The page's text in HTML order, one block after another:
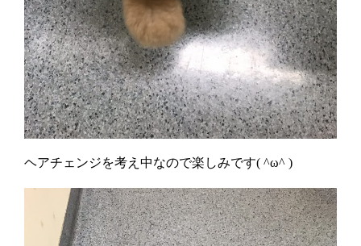
ヘアチェンジを考え中なので楽しみです( ^ω^ )